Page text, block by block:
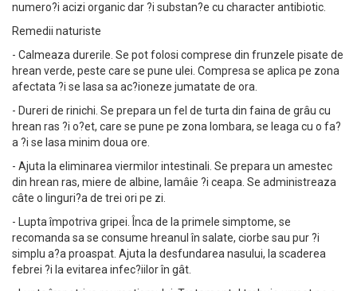
numero?i acizi organic dar ?i substan?e cu character antibiotic.
Remedii naturiste
- Calmeaza durerile. Se pot folosi comprese din frunzele pisate de
hrean verde, peste care se pune ulei. Compresa se aplica pe zona
afectata ?i se lasa sa ac?ioneze jumatate de ora.
- Dureri de rinichi. Se prepara un fel de turta din faina de grâu cu
hrean ras ?i o?et, care se pune pe zona lombara, se leaga cu o fa?
a ?i se lasa minim doua ore.
- Ajuta la eliminarea viermilor intestinali. Se prepara un amestec
din hrean ras, miere de albine, lamâie ?i ceapa. Se administreaza
câte o linguri?a de trei ori pe zi.
- Lupta împotriva gripei. Înca de la primele simptome, se
recomanda sa se consume hreanul în salate, ciorbe sau pur ?i
simplu a?a proaspat. Ajuta la desfundarea nasului, la scaderea
febrei ?i la evitarea infec?iilor în gât.